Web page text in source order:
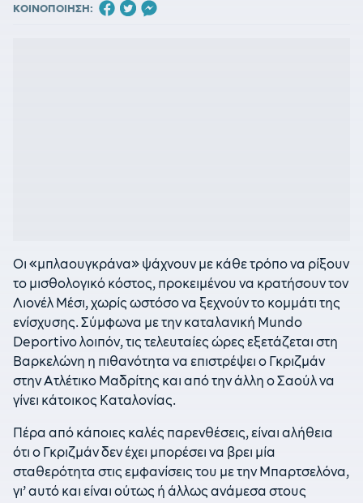
ΚΟΙΝΟΠΟΙΗΣΗ:
Οι «μπλαουγκράνα» ψάχνουν με κάθε τρόπο να ρίξουν
το μισθολογικό κόστος, προκειμένου να κρατήσουν τον
Λιονέλ Μέσι, χωρίς ωστόσο να ξεχνούν το κομμάτι της
ενίσχυσης. Σύμφωνα με την καταλανική Mundo
Deportivo λοιπόν, τις τελευταίες ώρες εξετάζεται στη
Βαρκελώνη η πιθανότητα να επιστρέψει ο Γκριζμάν
στην Ατλέτικο Μαδρίτης και από την άλλη ο Σαούλ να
γίνει κάτοικος Καταλονίας.
Πέρα από κάποιες καλές παρενθέσεις, είναι αλήθεια
ότι ο Γκριζμάν δεν έχει μπορέσει να βρει μία
σταθερότητα στις εμφανίσεις του με την Μπαρτσελόνα,
γι’ αυτό και είναι ούτως ή άλλως ανάμεσα στους